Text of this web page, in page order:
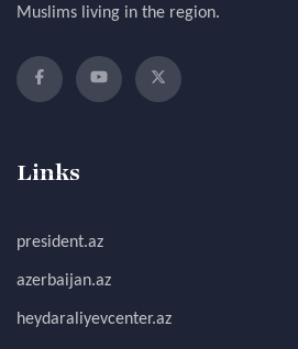
Muslims living in the region.
Links
president.az
azerbaijan.az
heydaraliyevcenter.az